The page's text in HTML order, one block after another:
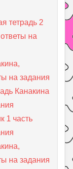
тетрадь 2
на
на задания
Канакина
1 часть
на задания